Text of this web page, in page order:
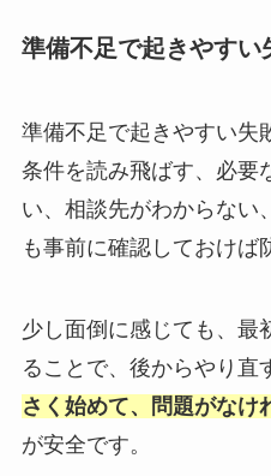
準備不足で起きやすい
準備不足で起きやすい失
条件を読み飛ばす、必要
い、相談先がわからない
も事前に確認しておけば
少し面倒に感じても、最
ることで、後からやり直
さく始めて、問題がなけ
が安全です。